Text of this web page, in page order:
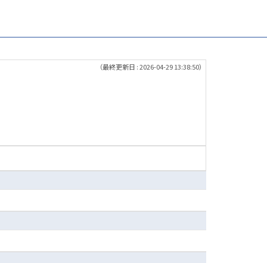
（最終更新日 : 2026-04-29 13:38:50）